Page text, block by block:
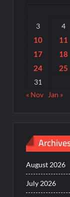
3 4
10 11
17
18
24
25
31
« Nov
Jan »
August 2026
July 2026